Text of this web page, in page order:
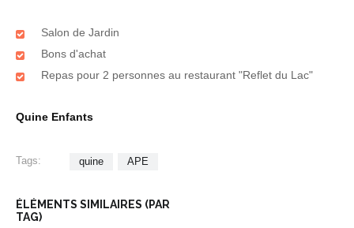
Salon de Jardin
Bons d'achat
Repas pour 2 personnes au restaurant "Reflet du Lac"
Quine Enfants
Tags: quine APE
ÉLÉMENTS SIMILAIRES (PAR
TAG)